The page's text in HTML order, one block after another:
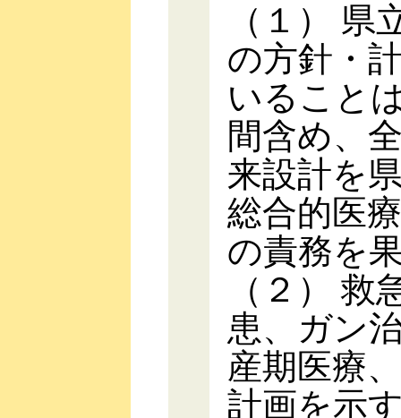
（１）
の方針・
いること
間含め、
来設計を
総合的医
の責務を
（２）
患、ガン
産期医療
計画を示